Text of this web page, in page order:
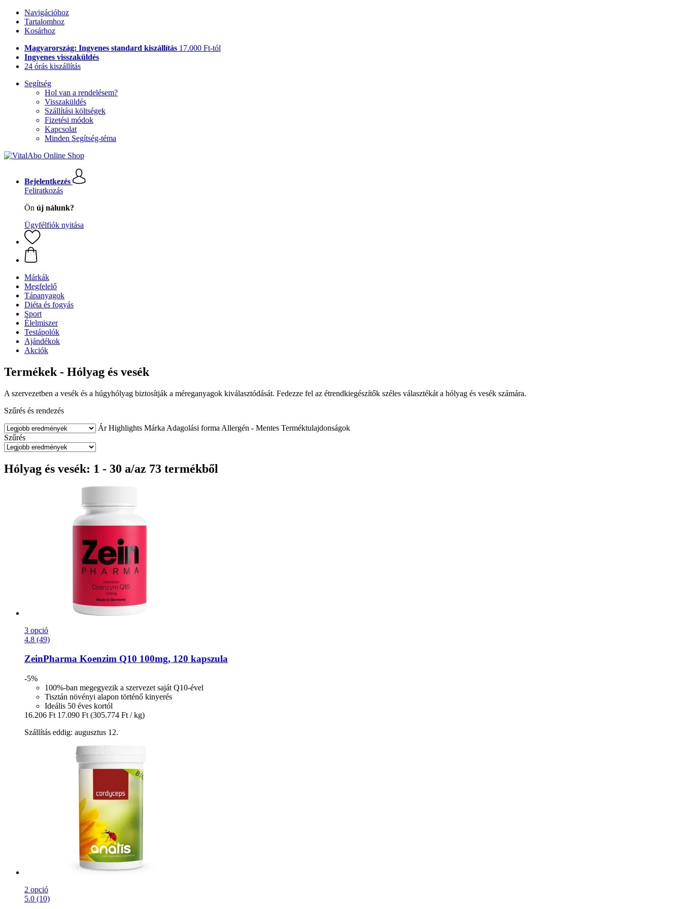
Navigációhoz
Tartalomhoz
Kosárhoz
Magyarország: Ingyenes standard kiszállítás 17.000 Ft-tól
Ingyenes visszaküldés
24 órás kiszállítás
Segítség
Hol van a rendelésem?
Visszaküldés
Szállítási költségek
Fizetési módok
Kapcsolat
Minden Segítség-téma
Bejelentkezés
Feliratkozás
Ön új nálunk?
Ügyfélfiók nyitása
Márkák
Megfelelő
Tápanyagok
Diéta és fogyás
Sport
Élelmiszer
Testápolók
Ajándékok
Akciók
Termékek - Hólyag és vesék
A szervezetben a vesék és a húgyhólyag biztosítják a méreganyagok kiválasztódását. Fedezze fel az étrendkiegészítők széles választékát a hólyag és vesék számára.
Szűrés és rendezés
Ár Highlights Márka Adagolási forma Allergén - Mentes Terméktulajdonságok
Szűrés
Hólyag és vesék: 1 - 30 a/az 73 termékből
3 opció
4.8 (49)
ZeinPharma Koenzim Q10 100mg, 120 kapszula
-5%
100%-ban megegyezik a szervezet saját Q10-ével
Tisztán növényi alapon történő kinyerés
Ideális 50 éves kortól
16.206 Ft 17.090 Ft (305.774 Ft / kg)
Szállítás eddig: augusztus 12.
2 opció
5.0 (10)